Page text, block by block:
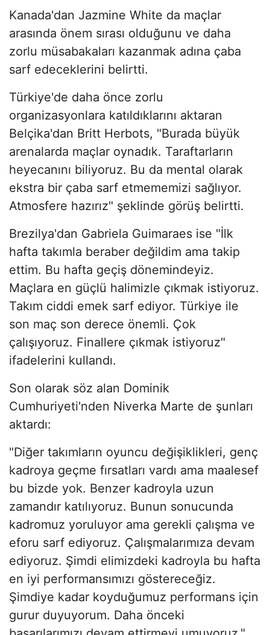
Kanada'dan Jazmine White da maçlar
arasında önem sırası olduğunu ve daha
zorlu müsabakaları kazanmak adına çaba
sarf edeceklerini belirtti.
Türkiye'de daha önce zorlu
organizasyonlara katıldıklarını aktaran
Belçika'dan Britt Herbots, "Burada büyük
arenalarda maçlar oynadık. Taraftarların
heyecanını biliyoruz. Bu da mental olarak
ekstra bir çaba sarf etmememizi sağlıyor.
Atmosfere hazırız" şeklinde görüş belirtti.
Brezilya'dan Gabriela Guimaraes ise "İlk
hafta takımla beraber değildim ama takip
ettim. Bu hafta geçiş dönemindeyiz.
Maçlara en güçlü halimizle çıkmak istiyoruz.
Takım ciddi emek sarf ediyor. Türkiye ile
son maç son derece önemli. Çok
çalışıyoruz. Finallere çıkmak istiyoruz"
ifadelerini kullandı.
Son olarak söz alan Dominik
Cumhuriyeti'nden Niverka Marte de şunları
aktardı:
"Diğer takımların oyuncu değişiklikleri, genç
kadroya geçme fırsatları vardı ama maalesef
bu bizde yok. Benzer kadroyla uzun
zamandır katılıyoruz. Bunun sonucunda
kadromuz yoruluyor ama gerekli çalışma ve
eforu sarf ediyoruz. Çalışmalarımıza devam
ediyoruz. Şimdi elimizdeki kadroyla bu hafta
en iyi performansımızı göstereceğiz.
Şimdiye kadar koyduğumuz performans için
gurur duyuyorum. Daha önceki